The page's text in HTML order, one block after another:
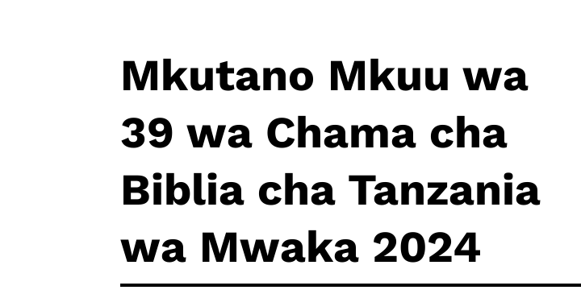
Mkutano Mkuu wa
39 wa Chama cha
Biblia cha Tanzania
wa Mwaka 2024